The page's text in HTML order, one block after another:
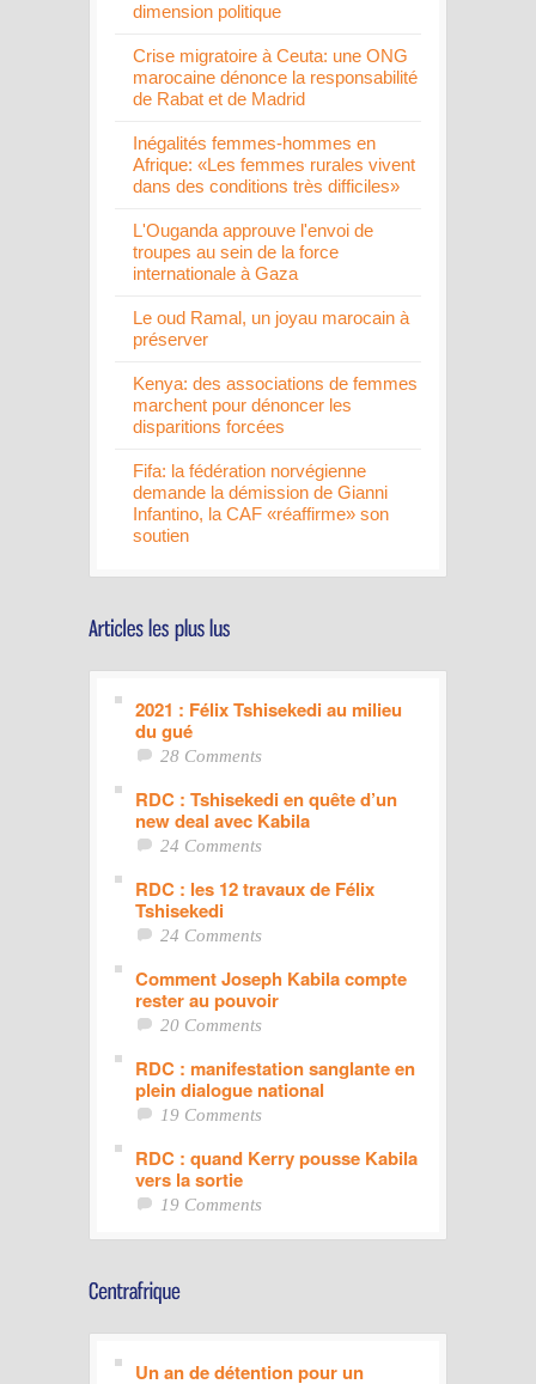
dimension politique
Crise migratoire à Ceuta: une ONG
marocaine dénonce la responsabilité
de Rabat et de Madrid
Inégalités femmes-hommes en
Afrique: «Les femmes rurales vivent
dans des conditions très difficiles»
L'Ouganda approuve l'envoi de
troupes au sein de la force
internationale à Gaza
Le oud Ramal, un joyau marocain à
préserver
Kenya: des associations de femmes
marchent pour dénoncer les
disparitions forcées
Fifa: la fédération norvégienne
demande la démission de Gianni
Infantino, la CAF «réaffirme» son
soutien
2021 : Félix Tshisekedi au milieu
du gué
28 Comments
RDC : Tshisekedi en quête d’un
new deal avec Kabila
24 Comments
RDC : les 12 travaux de Félix
Tshisekedi
24 Comments
Comment Joseph Kabila compte
rester au pouvoir
20 Comments
RDC : manifestation sanglante en
plein dialogue national
19 Comments
RDC : quand Kerry pousse Kabila
vers la sortie
19 Comments
Un an de détention pour un